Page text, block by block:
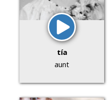
tía
aunt